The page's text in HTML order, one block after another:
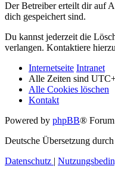
Der Betreiber erteilt dir auf
dich gespeichert sind.
Du kannst jederzeit die
verlangen. Kontaktiere
Internetseite Intranet
Alle Zeiten sind
Alle Cookies löschen
Kontakt
Powered by phpBB®
Deutsche Übersetzung durch
Datenschutz |